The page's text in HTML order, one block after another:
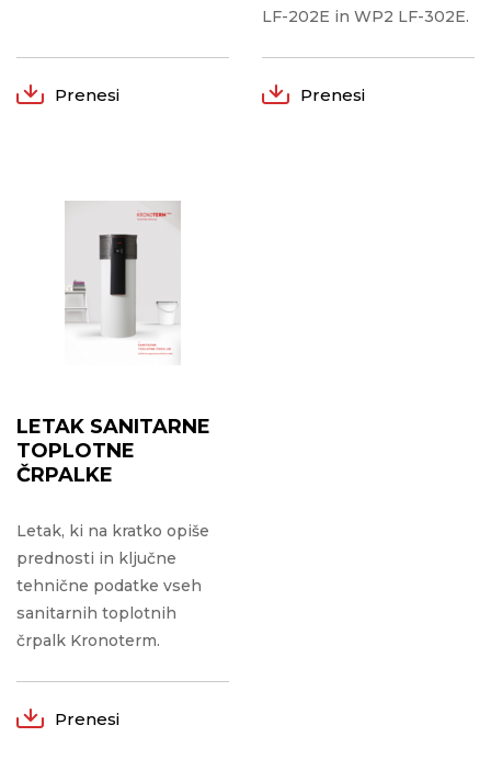
Prenesi
LF-202E in WP2 LF-302E.
Prenesi
LETAK SANITARNE
TOPLOTNE
ČRPALKE
Letak, ki na kratko opiše
prednosti in ključne
tehnične podatke vseh
sanitarnih toplotnih
črpalk Kronoterm.
Prenesi